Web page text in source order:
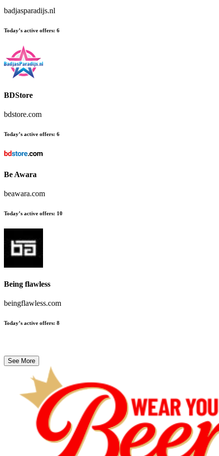
badjasparadijs.nl
Today’s active offers: 6
BDStore
bdstore.com
Today’s active offers: 6
Be Awara
beawara.com
Today’s active offers: 10
Being flawless
beingflawless.com
Today’s active offers: 8
See More